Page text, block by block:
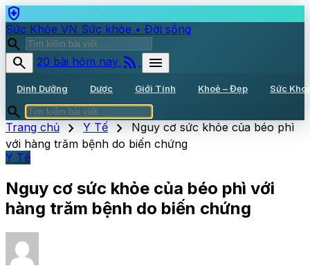
health_and_safety
Sức Khỏe VN Sức khỏe • Đời sống
search
search
20 bài hôm nay rss_feed menu
Dinh Dưỡng Dược Giới Tính Khoẻ – Đẹp Sức
search
Trang chủ chevron_right Y Tế chevron_right Nguy cơ sức khỏe của béo phì
với hàng trăm bệnh do biến chứng
Y Tế
Nguy cơ sức khỏe của béo phì với
hàng trăm bệnh do biến chứng